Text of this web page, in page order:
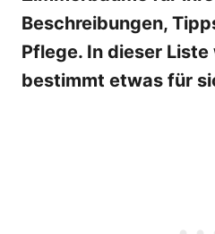
Beschreibungen,
Pflege. In dieser Liste
bestimmt etwas für